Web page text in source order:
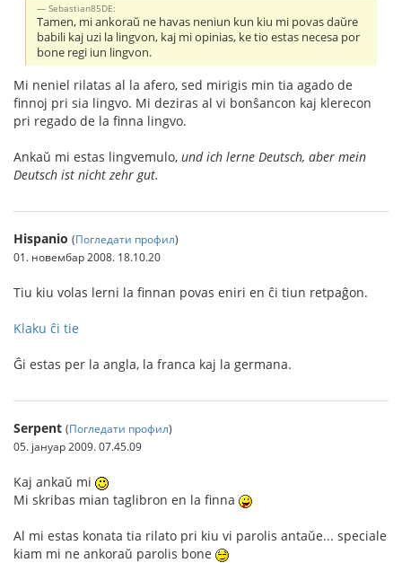
Sebastian85DE:
Tamen, mi ankoraŭ ne havas neniun kun kiu mi povas daŭre
babili kaj uzi la lingvon, kaj mi opinias, ke tio estas necesa por
bone regi iun lingvon.
Mi neniel rilatas al la afero, sed mirigis min tia agado de
finnoj pri sia lingvo. Mi deziras al vi bonŝancon kaj klerecon
pri regado de la finna lingvo.
Ankaŭ mi estas lingvemulo, und ich lerne Deutsch, aber mein
Deutsch ist nicht zehr gut.
Hispanio (Погледати профил)
01. новембар 2008. 18.10.20
Tiu kiu volas lerni la finnan povas eniri en ĉi tiun retpaĝon.
Klaku ĉi tie
Ĝi estas per la angla, la franca kaj la germana.
Serpent (Погледати профил)
05. јануар 2009. 07.45.09
Kaj ankaŭ mi
Mi skribas mian taglibron en la finna
Al mi estas konata tia rilato pri kiu vi parolis antaŭe... speciale
kiam mi ne ankoraŭ parolis bone